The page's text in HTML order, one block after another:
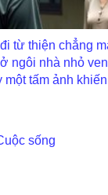
từ thiện chẳng
ngôi nhà nhỏ
một tấm ảnh
sống